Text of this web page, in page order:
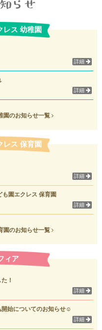
レス 幼稚園
詳細
詳細
園のお知らせ一覧
レス 保育園
詳細
も園エクレス 保育園
詳細
園のお知らせ一覧
ィア
！
詳細
始についてのお知らせ☺
詳細